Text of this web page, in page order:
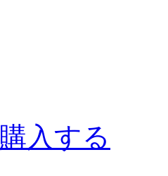
入する